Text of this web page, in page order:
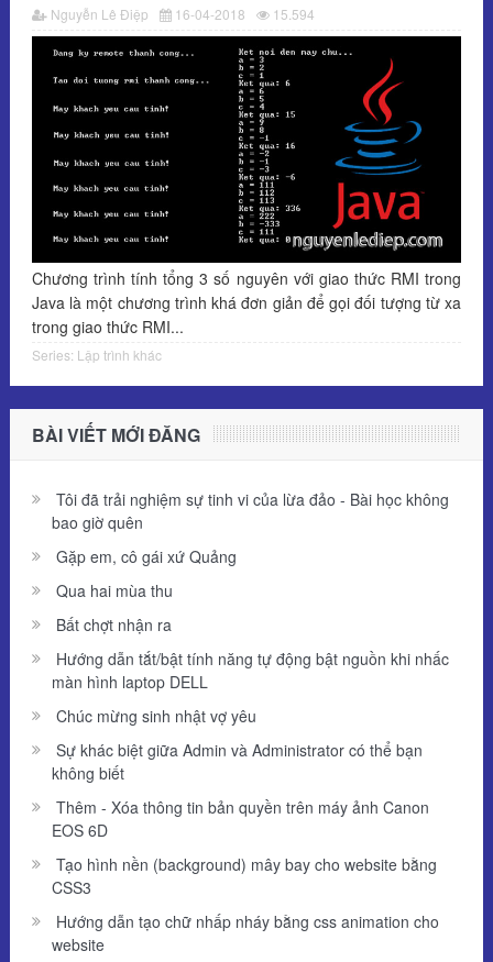
Nguyễn Lê Điệp 16-04-2018 15.594
Chương trình tính tổng 3 số nguyên với giao thức RMI trong
Java là một chương trình khá đơn giản để gọi đối tượng từ xa
trong giao thức RMI...
Series: Lập trình khác
BÀI VIẾT MỚI ĐĂNG
Tôi đã trải nghiệm sự tinh vi của lừa đảo - Bài học không
bao giờ quên
Gặp em, cô gái xứ Quảng
Qua hai mùa thu
Bất chợt nhận ra
Hướng dẫn tắt/bật tính năng tự động bật nguồn khi nhấc
màn hình laptop DELL
Chúc mừng sinh nhật vợ yêu
Sự khác biệt giữa Admin và Administrator có thể bạn
không biết
Thêm - Xóa thông tin bản quyền trên máy ảnh Canon
EOS 6D
Tạo hình nền (background) mây bay cho website bằng
CSS3
Hướng dẫn tạo chữ nhấp nháy bằng css animation cho
website